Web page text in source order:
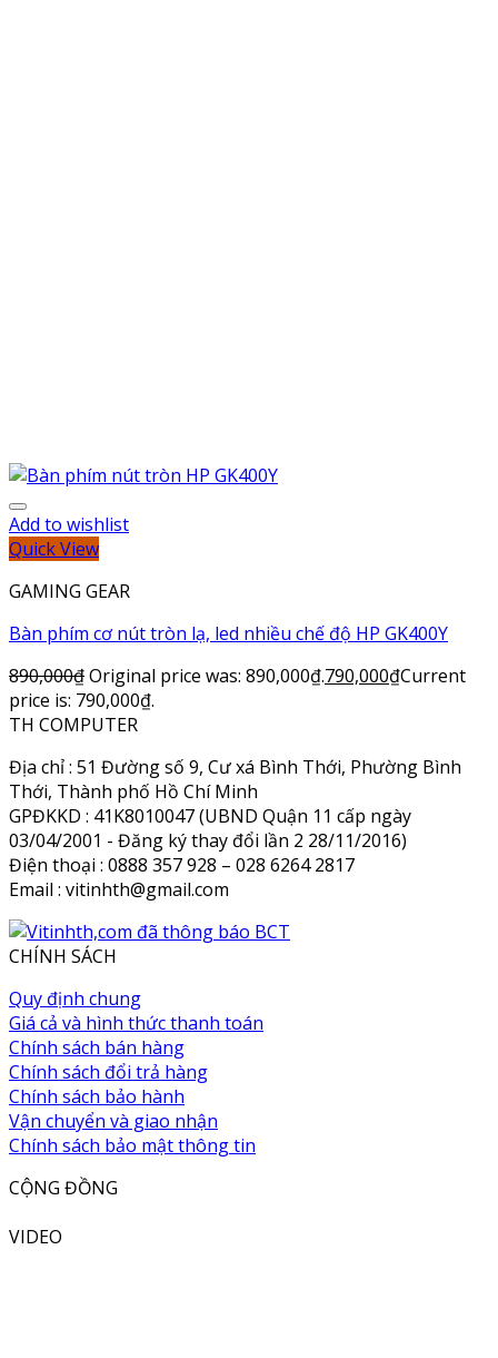
Add to wishlist
Quick View
GAMING GEAR
Bàn phím cơ nút tròn lạ, led nhiều chế độ HP GK400Y
890,000₫Original price was: 890,000₫.790,000₫Current
price is: 790,000₫.
TH COMPUTER
Địa chỉ : 51 Đường số 9, Cư xá Bình Thới, Phường Bình
Thới, Thành phố Hồ Chí Minh
GPĐKKD : 41K8010047 (UBND Quận 11 cấp ngày
03/04/2001 - Đăng ký thay đổi lần 2 28/11/2016)
Điện thoại : 0888 357 928 – 028 6264 2817
Email : vitinhth@gmail.com
CHÍNH SÁCH
Quy định chung
Giá cả và hình thức thanh toán
Chính sách bán hàng
Chính sách đổi trả hàng
Chính sách bảo hành
Vận chuyển và giao nhận
Chính sách bảo mật thông tin
CỘNG ĐỒNG
VIDEO